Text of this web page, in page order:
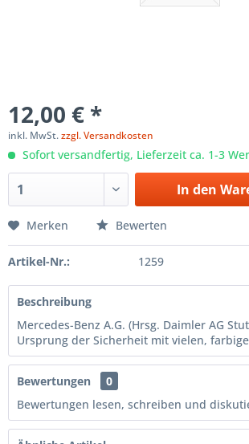
12,00 € *
inkl. MwSt.zzgl. Versandkosten
Sofort versandfertig, Lieferzeit ca. 1-3
In den
Merken Bewerten
Artikel-Nr.: 1259
Beschreibung
Mercedes-Benz A.G. (Hrsg. Daimler AG
Ursprung der Sicherheit mit vielen,
Bewertungen
0
Bewertungen lesen, schreiben und